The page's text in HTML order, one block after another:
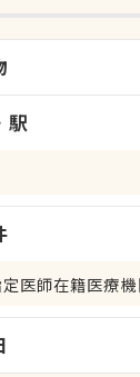
駅
医師在籍医療